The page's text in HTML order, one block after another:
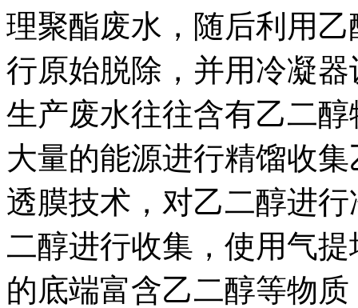
理聚酯废水，随后利用
行原始脱除，并用冷凝
生产废水往往含有乙二
大量的能源进行精馏收
透膜技术，对乙二醇进
二醇进行收集，使用气
的底端富含乙二醇等物